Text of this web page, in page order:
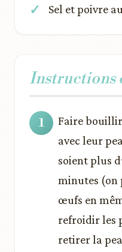
Sel et poivre
Instructions
Faire
avec leur
soient plus
minutes (on
œufs en
refroidir les
retirer la